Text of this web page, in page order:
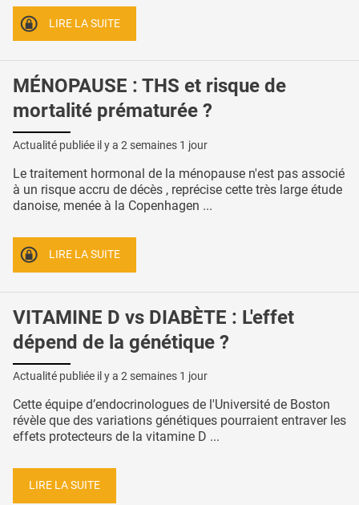
LIRE LA SUITE
MÉNOPAUSE : THS et risque de
mortalité prématurée ?
Actualité publiée il y a 2 semaines 1 jour
Le traitement hormonal de la ménopause n'est pas associé
à un risque accru de décès , reprécise cette très large étude
danoise, menée à la Copenhagen ...
LIRE LA SUITE
VITAMINE D vs DIABÈTE : L'effet
dépend de la génétique ?
Actualité publiée il y a 2 semaines 1 jour
Cette équipe d’endocrinologues de l'Université de Boston
révèle que des variations génétiques pourraient entraver les
effets protecteurs de la vitamine D ...
LIRE LA SUITE